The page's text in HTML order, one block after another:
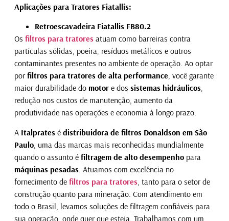
Aplicações para Tratores Fiatallis:
Retroescavadeira Fiatallis FB80.2
Os filtros para tratoresatuam como barreiras contra
partículas sólidas, poeira, resíduos metálicos e outros
contaminantes presentes no ambiente de operação. Ao optar
porfiltros para tratores de alta performance, você garante
maior durabilidade do motore dos sistemas hidráulicos,
redução nos custos de manutenção, aumento da
produtividade nas operações e economia à longo prazo.
A Italpratesé distribuidora de filtros Donaldson em São
Paulo, uma das marcas mais reconhecidas mundialmente
quando o assunto é filtragem de alto desempenhopara
máquinas pesadas. Atuamos com excelência no
fornecimento de filtros para tratores, tanto para o setor de
construção quanto para mineração. Com atendimento em
todo o Brasil, levamos soluções de filtragem confiáveis para
sua operação, onde quer que esteja. Trabalhamos com um